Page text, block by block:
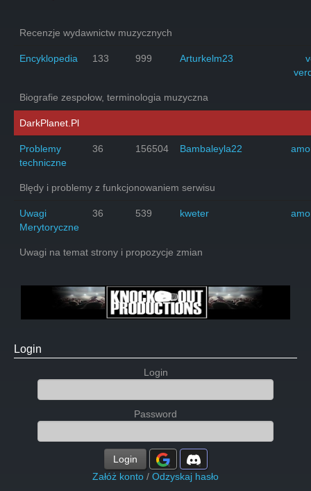
Recenzje wydawnictw muzycznych
Encyklopedia 133 999 Arturkelm23
Biografie zespołow, terminologia muzyczna
DarkPlanet.Pl
Problemy
techniczne
36 156504 Bambaleyla22
Blędy i problemy z funkcjonowaniem serwisu
Uwagi
Merytoryczne
36 539 kweter
Uwagi na temat strony i propozycje zmian
Login
Login
Password
Login
Załóż konto / Odzyskaj hasło